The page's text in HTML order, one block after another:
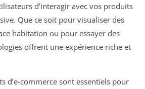
d’interagir avec vos produits
Que ce soit pour visualiser des
habitation ou pour essayer des
offrent une expérience riche et
d’e-commerce sont essentiels pour